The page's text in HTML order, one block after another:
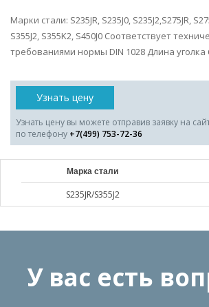
Марки стали: S235JR, S235J0, S235J2,S275JR,
S355J2, S355K2, S450J0 Соответствует
требованиями нормы DIN 1028 Длина уголка
Узнать цену
Узнать цену вы можете отправив заявку на
по телефону +7(499) 753-72-36
Марка стали
S235JR/S355J2
У вас есть